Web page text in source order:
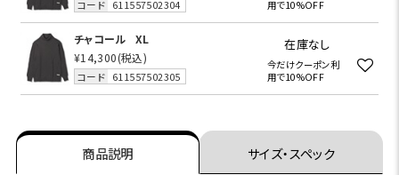
コード 611557502304
用で10%OFF
チャコール
XL
¥14,300(税込)
コード 611557502305
在庫なし
今だけクーポン利
用で10%OFF
商品説明 サイズ・スペック